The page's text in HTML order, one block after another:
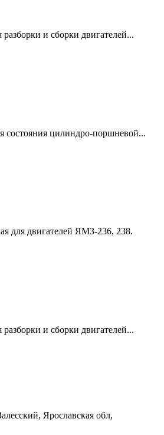
разборки и сборки двигателей...
состояния цилиндро-поршневой...
для двигателей ЯМЗ-236, 238.
разборки и сборки двигателей...
Ярославская обл,